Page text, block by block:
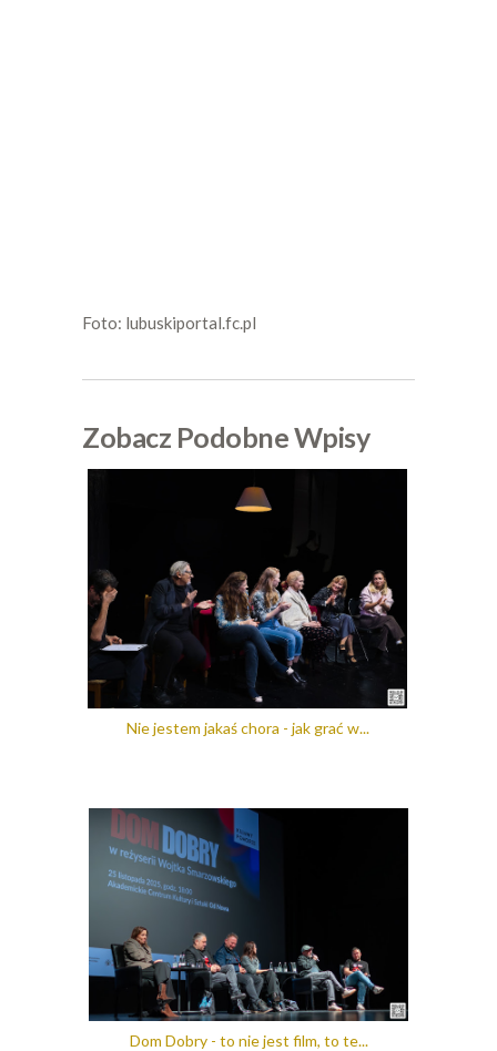
Foto: lubuskiportal.fc.pl
Zobacz Podobne Wpisy
Nie jestem jakaś chora - jak grać w...
Dom Dobry - to nie jest film, to te...